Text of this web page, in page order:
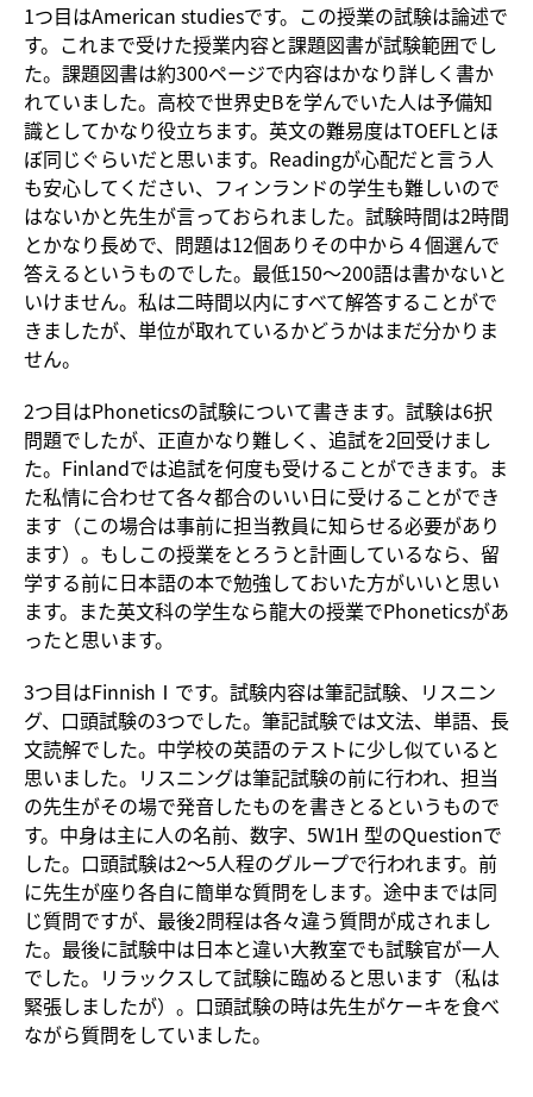
1つ目はAmerican studiesです。この授業の試験は論述で
す。これまで受けた授業内容と課題図書が試験範囲でし
た。課題図書は約300ページで内容はかなり詳しく書か
れていました。高校で世界史Bを学んでいた人は予備知
識としてかなり役立ちます。英文の難易度はTOEFLとほ
ぼ同じぐらいだと思います。Readingが心配だと言う人
も安心してください、フィンランドの学生も難しいので
はないかと先生が言っておられました。試験時間は2時間
とかなり長めで、問題は12個ありその中から４個選んで
答えるというものでした。最低150～200語は書かないと
いけません。私は二時間以内にすべて解答することがで
きましたが、単位が取れているかどうかはまだ分かりま
せん。
2つ目はPhoneticsの試験について書きます。試験は6択
問題でしたが、正直かなり難しく、追試を2回受けまし
た。Finlandでは追試を何度も受けることができます。ま
た私情に合わせて各々都合のいい日に受けることができ
ます（この場合は事前に担当教員に知らせる必要があり
ます）。もしこの授業をとろうと計画しているなら、留
学する前に日本語の本で勉強しておいた方がいいと思い
ます。また英文科の学生なら龍大の授業でPhoneticsがあ
ったと思います。
3つ目はFinnishⅠです。試験内容は筆記試験、リスニン
グ、口頭試験の3つでした。筆記試験では文法、単語、長
文読解でした。中学校の英語のテストに少し似ていると
思いました。リスニングは筆記試験の前に行われ、担当
の先生がその場で発音したものを書きとるというもので
す。中身は主に人の名前、数字、5W1H 型のQuestionで
した。口頭試験は2～5人程のグループで行われます。前
に先生が座り各自に簡単な質問をします。途中までは同
じ質問ですが、最後2問程は各々違う質問が成されまし
た。最後に試験中は日本と違い大教室でも試験官が一人
でした。リラックスして試験に臨めると思います（私は
緊張しましたが）。口頭試験の時は先生がケーキを食べ
ながら質問をしていました。